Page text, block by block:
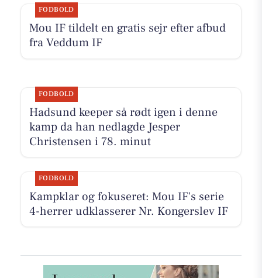
FODBOLD
Mou IF tildelt en gratis sejr efter afbud
fra Veddum IF
FODBOLD
Hadsund keeper så rødt igen i denne
kamp da han nedlagde Jesper
Christensen i 78. minut
FODBOLD
Kampklar og fokuseret: Mou IF's serie
4-herrer udklasserer Nr. Kongerslev IF